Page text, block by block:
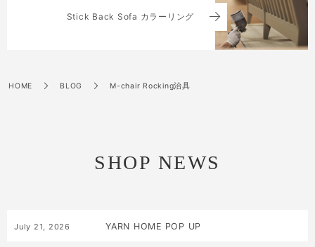
Stick Back Sofa カラーリング
HOME BLOG M-chair Rocking治具
SHOP NEWS
July 21 2026 YARN HOME POP UP